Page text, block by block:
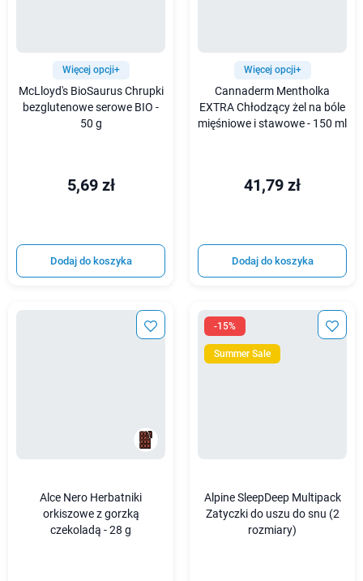
Więcej opcji+
McLloyd's BioSaurus Chrupki
bezglutenowe serowe BIO -
50 g
5,69 zł
Dodaj do koszyka
Więcej opcji+
Cannaderm Mentholka
EXTRA Chłodzący żel na bóle
mięśniowe i stawowe - 150 ml
41,79 zł
Dodaj do koszyka
Alce Nero Herbatniki
orkiszowe z gorzką
czekoladą - 28 g
-15%
Summer Sale
Alpine SleepDeep Multipack
Zatyczki do uszu do snu (2
rozmiary)